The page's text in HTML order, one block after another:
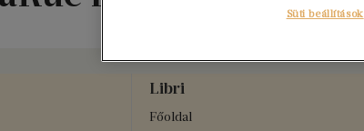
Libri
Főoldal
Süti beállítások